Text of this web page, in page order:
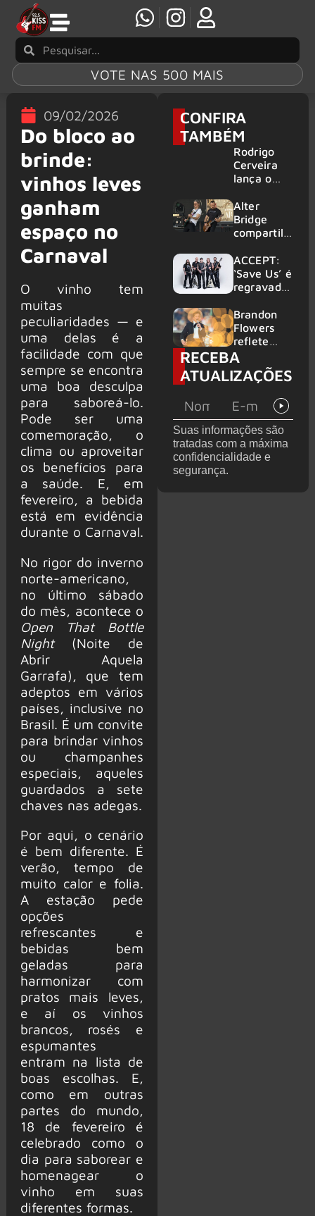
VOTE NAS 500 MAIS
09/02/2026
Do bloco ao
brinde:
vinhos leves
ganham
espaço no
Carnaval
O vinho tem
muitas
peculiaridades — e
uma delas é a
facilidade com que
sempre se encontra
uma boa desculpa
para saboreá-lo.
Pode ser uma
comemoração, o
clima ou aproveitar
os benefícios para
a saúde. E, em
fevereiro, a bebida
está em evidência
durante o Carnaval.
No rigor do inverno
norte-americano,
no último sábado
do mês, acontece o
Open That Bottle
Night(Noite de
Abrir Aquela
Garrafa), que tem
adeptos em vários
países, inclusive no
Brasil. É um convite
para brindar vinhos
ou champanhes
especiais, aqueles
guardados a sete
chaves nas adegas.
Por aqui, o cenário
é bem diferente. É
verão, tempo de
muito calor e folia.
A estação pede
opções
refrescantes e
bebidas bem
geladas para
harmonizar com
pratos mais leves,
e aí os vinhos
brancos, rosés e
espumantes
entram na lista de
boas escolhas. E,
como em outras
partes do mundo,
18 de fevereiro é
celebrado como o
dia para saborear e
homenagear o
vinho em suas
diferentes formas.
CONFIRA
TAMBÉM
Rodrigo
Cerveira
lança o
Searcher”
Alter
Bridge
compartilh
vivo de
“Fortress”
gravada
am Ring
2026
ACCEPT:
‘Save Us’ é
regravada
membros
do GHOST
e KORN
Brandon
Flowers
reflete
sobre o
futuro e
levanta
de de
deixar os
palcos
RECEBA
ATUALIZAÇÕES
Suas informações são
tratadas com a máxima
confidencialidade e
segurança.